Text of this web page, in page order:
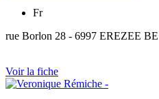
Fr
rue Borlon 28 - 6997 EREZEE BE
Voir la fiche